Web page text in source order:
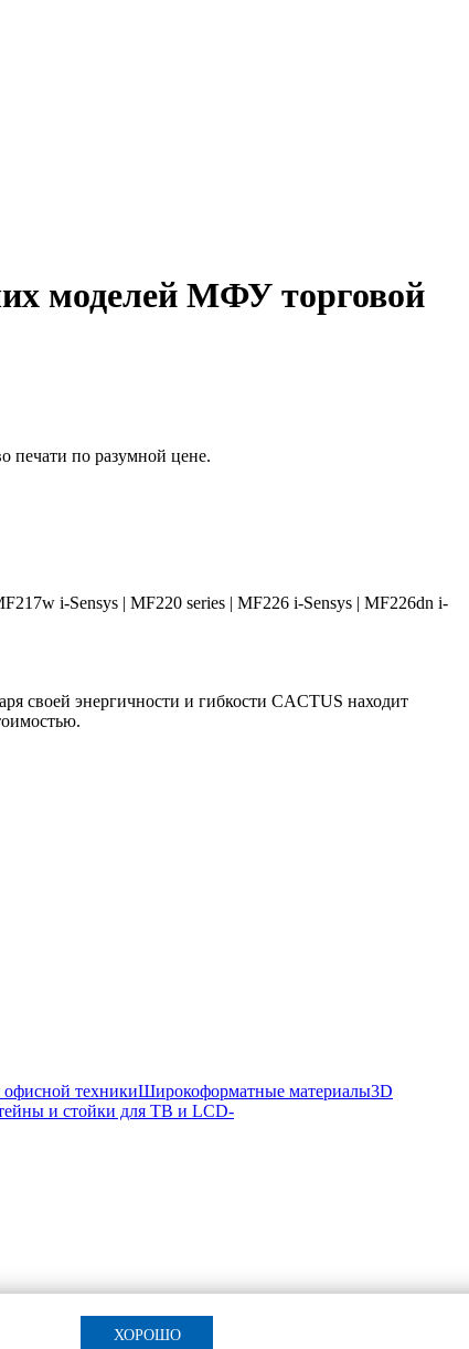
моделей МФУ торговой
печати по разумной цене.
i-Sensys | MF220 series | MF226 i-Sensys | MF226dn i-
своей энергичности и гибкости CACTUS находит
офисной техникиШирокоформатные материалы3D
и стойки для ТВ и LCD-
ХОРОШО